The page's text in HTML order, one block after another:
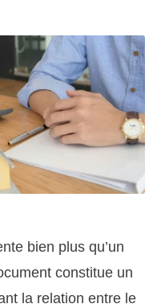
bien plus qu’un
constitue un
la relation entre le